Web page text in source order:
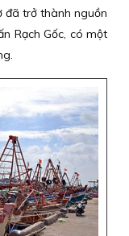
đã trở thành nguồn
Rạch Gốc, có một